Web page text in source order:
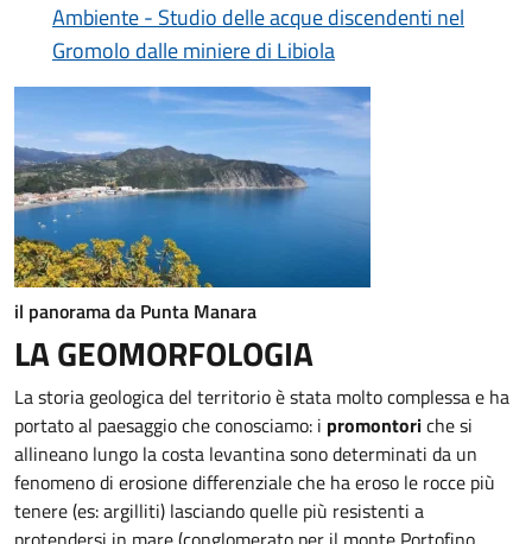
il panorama da Punta Manara
LA GEOMORFOLOGIA
La storia geologica del territorio è stata molto complessa e ha
portato al paesaggio che conosciamo: i promontoriche si
allineano lungo la costa levantina sono determinati da un
fenomeno di erosione differenziale che ha eroso le rocce più
tenere (es: argilliti) lasciando quelle più resistenti a
Ambiente - Studio delle acque discendenti nel
Gromolo dalle miniere di Libiola